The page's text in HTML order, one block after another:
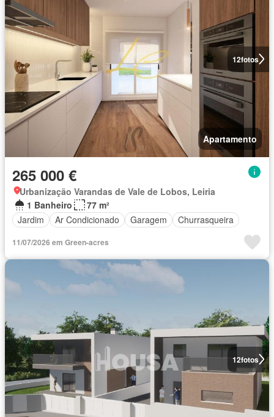
12fotos
Apartamento
265 000 €
Urbanização Varandas de Vale de Lobos, Leiria
1 Banheiro
77 m²
Jardim
Ar Condicionado Garagem Churrasqueira
11/07/2026 em Green-acres
12fotos